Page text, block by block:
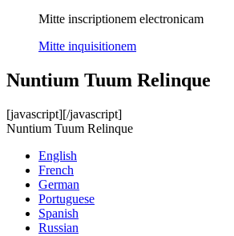
Mitte inscriptionem electronicam
Mitte inquisitionem
Nuntium Tuum Relinque
[javascript][/javascript]
Nuntium Tuum Relinque
English
French
German
Portuguese
Spanish
Russian